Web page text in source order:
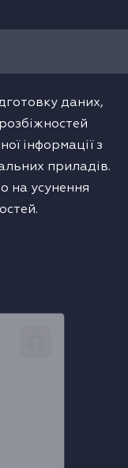
даних,
інформації з
приладів.
на усунення
м